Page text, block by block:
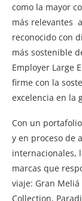
como la mayor
más relevantes
reconocido con
más sostenible
Employer Large
firme con la
excelencia en la
Con un
y en proceso de
internacionales,
marcas que
viaje: Gran Meliá
Collection,